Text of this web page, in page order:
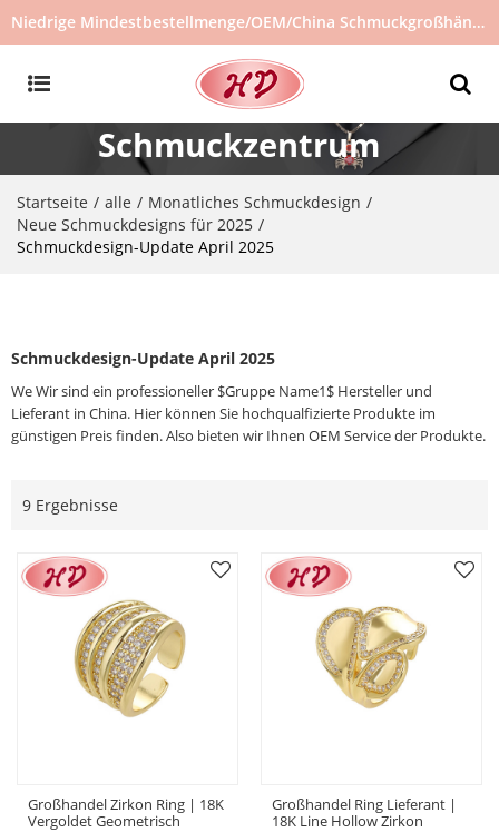
Niedrige Mindestbestellmenge/OEM/China Schmuckgroßhändler/Schmucklieferant/heiß verkaufter Schmuck auf Lager/kein gebrauchter Schmuck
Schmuckzentrum
Startseite / alle / Monatliches Schmuckdesign /
Neue Schmuckdesigns für 2025 /
Schmuckdesign-Update April 2025
Schmuckdesign-Update April 2025
We Wir sind ein professioneller $Gruppe Name1$ Hersteller und
Lieferant in China. Hier können Sie hochqualfizierte Produkte im
günstigen Preis finden. Also bieten wir Ihnen OEM Service der Produkte.
9 Ergebnisse
Großhandel Zirkon Ring | 18K
Vergoldet Geometrisch
Großhandel Ring Lieferant |
18K Line Hollow Zirkon